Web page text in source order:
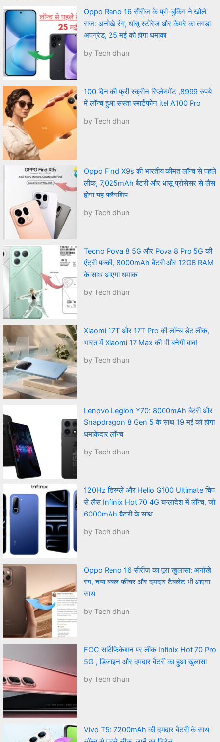
Oppo Reno 16 सीरीज के प्री-बुकिंग ने खोले
राज: अनोखे रंग, धांसू स्टोरेज और कैमरे का तगड़ा
अपग्रेड, 25 मई को होगा धमाका
by Tech dhun
100 दिन की फ्री स्क्रीन रिप्लेसमेंट ,8999 रुपये
में लॉन्च हुआ सस्ता स्मार्टफोन itel A100 Pro
by Tech dhun
Oppo Find X9s की भारतीय कीमत लॉन्च से पहले
लीक, 7,025mAh बैटरी और धांसू प्रोसेसर से लैस
होगा यह फ्लैगशिप
by Tech dhun
Tecno Pova 8 5G और Pova 8 Pro 5G की
एंट्री पक्की, 8000mAh बैटरी और 12GB RAM
के साथ आएगा धमाका
by Tech dhun
Xiaomi 17T और 17T Pro की लॉन्च डेट लीक,
भारत में Xiaomi 17 Max की भी बनेगी बात!
by Tech dhun
Lenovo Legion Y70: 8000mAh बैटरी और
Snapdragon 8 Gen 5 के साथ 19 मई को होगा
धमाकेदार लॉन्च
by Tech dhun
120Hz डिस्प्ले और Helio G100 Ultimate चिप
से लैस Infinix Hot 70 4G बांग्लादेश में लॉन्च, जो
6000mAh बैटरी के साथ
by Tech dhun
Oppo Reno 16 सीरीज का पूरा खुलासा: अनोखे
रंग, नया बबल फीचर और दमदार टैबलेट भी आएगा
साथ
by Tech dhun
FCC सर्टिफिकेशन पर लीक Infinix Hot 70 Pro
5G , डिजाइन और दमदार बैटरी का हुआ खुलासा
by Tech dhun
Vivo T5: 7200mAh की दमदार बैटरी के साथ